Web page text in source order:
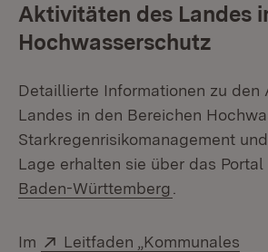
Aktivitäten des Landes
Hochwasserschutz
Detaillierte Informationen zu den
Landes in den Bereichen
Starkregenrisikomanagement
Lage erhalten sie über das Portal
Baden-Württemberg
Im Extern:
Leitfaden „Kommunales